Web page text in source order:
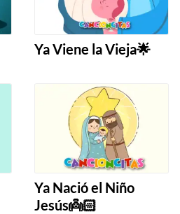
Ya Viene la Vieja🌟
Ya Nació el Niño
Jesús👼🏻